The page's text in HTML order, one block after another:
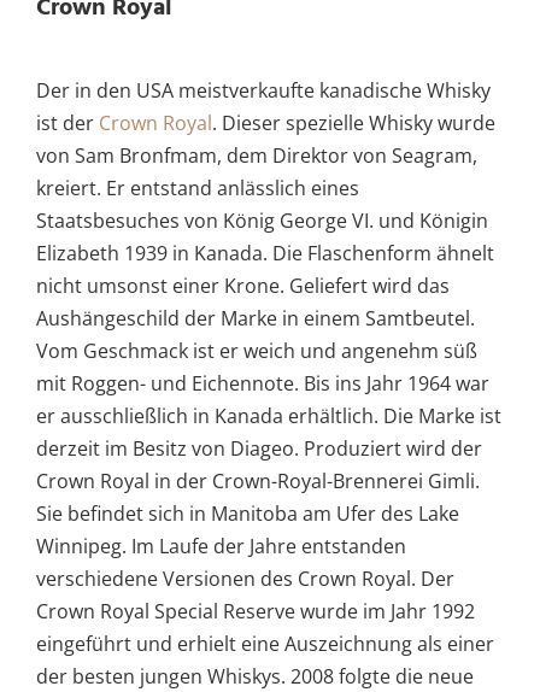
Crown Royal
Der in den USA meistverkaufte kanadische Whisky
ist der Crown Royal. Dieser spezielle Whisky wurde
von Sam Bronfmam, dem Direktor von Seagram,
kreiert. Er entstand anlässlich eines
Staatsbesuches von König George VI. und Königin
Elizabeth 1939 in Kanada. Die Flaschenform ähnelt
nicht umsonst einer Krone. Geliefert wird das
Aushängeschild der Marke in einem Samtbeutel.
Vom Geschmack ist er weich und angenehm süß
mit Roggen- und Eichennote. Bis ins Jahr 1964 war
er ausschließlich in Kanada erhältlich. Die Marke ist
derzeit im Besitz von Diageo. Produziert wird der
Crown Royal in der Crown-Royal-Brennerei Gimli.
Sie befindet sich in Manitoba am Ufer des Lake
Winnipeg. Im Laufe der Jahre entstanden
verschiedene Versionen des Crown Royal. Der
Crown Royal Special Reserve wurde im Jahr 1992
eingeführt und erhielt eine Auszeichnung als einer
der besten jungen Whiskys. 2008 folgte die neue